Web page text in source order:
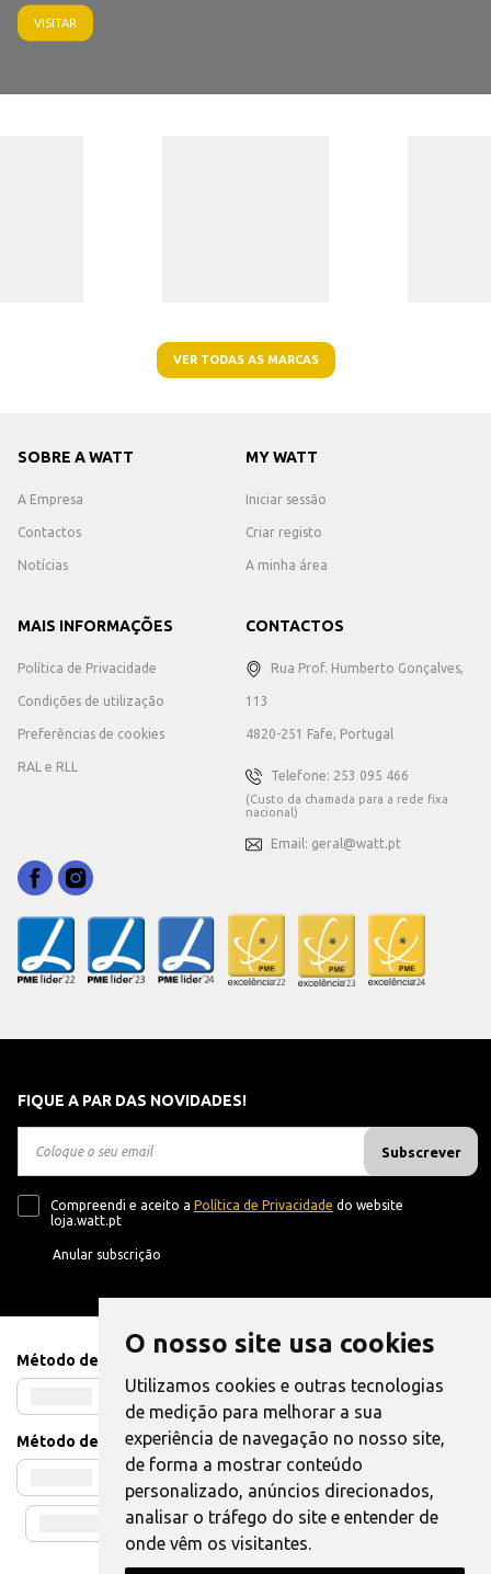
O nosso site usa cookies
Utilizamos cookies e outras tecnologias
de medição para melhorar a sua
experiência de navegação no nosso site,
de forma a mostrar conteúdo
personalizado, anúncios direcionados,
analisar o tráfego do site e entender de
onde vêm os visitantes.
VISITAR
VER TODAS AS MARCAS
SOBRE A WATT
A Empresa
Contactos
Notícias
MY WATT
Iniciar sessão
Criar registo
A minha área
MAIS INFORMAÇÕES
Política de Privacidade
Condições de utilização
Preferências de cookies
RAL e RLL
CONTACTOS
Rua Prof. Humberto Gonçalves,
113
4820-251 Fafe, Portugal
Telefone: 253 095 466
(Custo da chamada para a rede fixa
nacional)
Email: geral@watt.pt
FIQUE A PAR DAS NOVIDADES!
Subscrever
Compreendi e aceito a Política de Privacidade do website
loja.watt.pt
Anular subscrição
Método de Pagamento
Método de Envio